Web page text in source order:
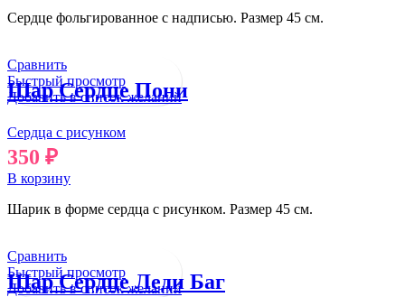
Сердце фольгированное с надписью. Размер 45 см.
Сравнить
Быстрый просмотр
Добавить в список желаний
Шар Сердце Пони
Сердца с рисунком
350 ₽
В корзину
Шарик в форме сердца с рисунком. Размер 45 см.
Сравнить
Быстрый просмотр
Добавить в список желаний
Шар Сердце Леди Баг